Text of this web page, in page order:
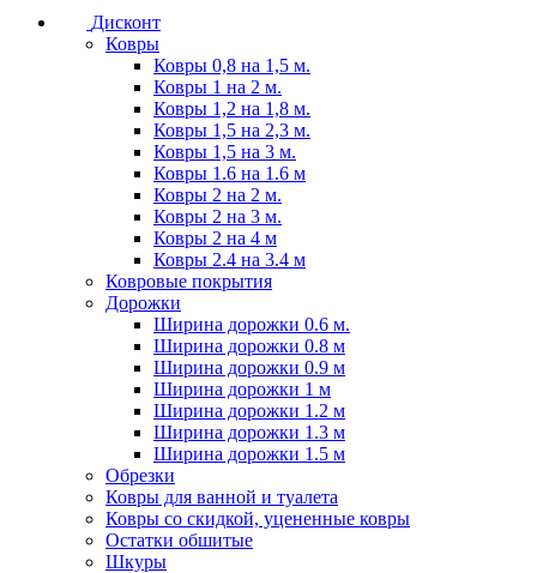
Дисконт
Ковры
Ковры 0,8 на 1,5 м.
Ковры 1 на 2 м.
Ковры 1,2 на 1,8 м.
Ковры 1,5 на 2,3 м.
Ковры 1,5 на 3 м.
Ковры 1.6 на 1.6 м
Ковры 2 на 2 м.
Ковры 2 на 3 м.
Ковры 2 на 4 м
Ковры 2.4 на 3.4 м
Ковровые покрытия
Дорожки
Ширина дорожки 0.6 м.
Ширина дорожки 0.8 м
Ширина дорожки 0.9 м
Ширина дорожки 1 м
Ширина дорожки 1.2 м
Ширина дорожки 1.3 м
Ширина дорожки 1.5 м
Обрезки
Ковры для ванной и туалета
Ковры со скидкой, уцененные ковры
Остатки обшитые
Шкуры